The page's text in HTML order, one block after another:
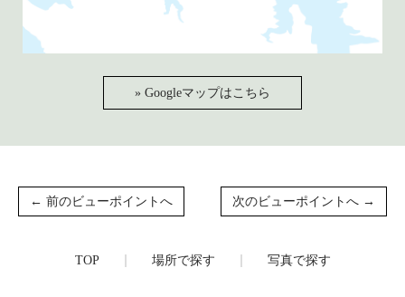
» Googleマップはこちら
← 前のビューポイントへ 次のビューポイントへ →
TOP 場所で探す 写真で探す